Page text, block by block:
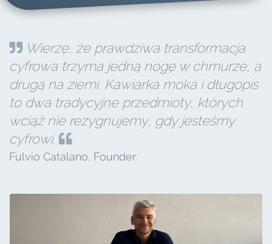
Wierzę, że prawdziwa transformacja
cyfrowa trzyma jedną nogę w chmurze, a
drugą na ziemi. Kawiarka moka i długopis
to dwa tradycyjne przedmioty, których
wciąż nie rezygnujemy, gdy jesteśmy
cyfrowi.
Fulvio Catalano, Founder.